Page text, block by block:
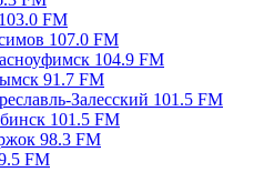
FM
107.0 FM
104.9 FM
91.7 FM
Залесский 101.5 FM
101.5 FM
98.3 FM
FM